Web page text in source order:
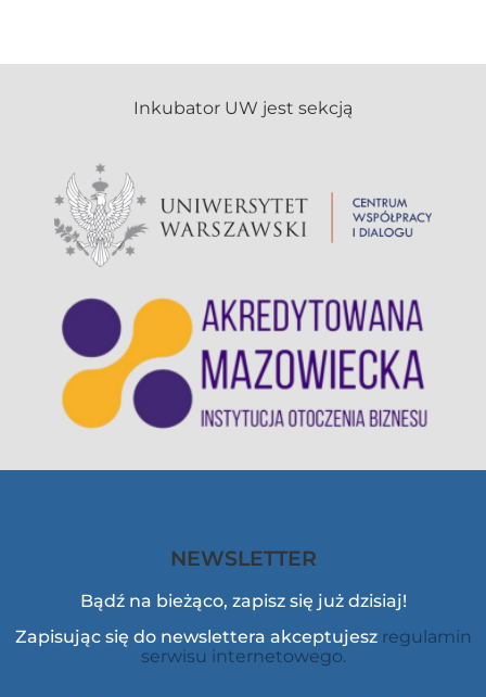
NEWSLETTER
Bądź na bieżąco, zapisz się już dzisiaj!
Zapisując się do newslettera akceptujesz regulamin
serwisu internetowego.